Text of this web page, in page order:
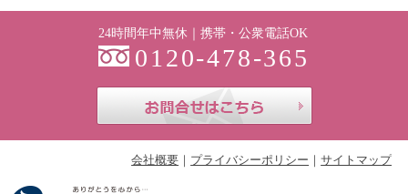
24時間年中無休｜携帯・公衆電話OK
0120-478-365
会社概要 プライバシーポリシー サイトマップ